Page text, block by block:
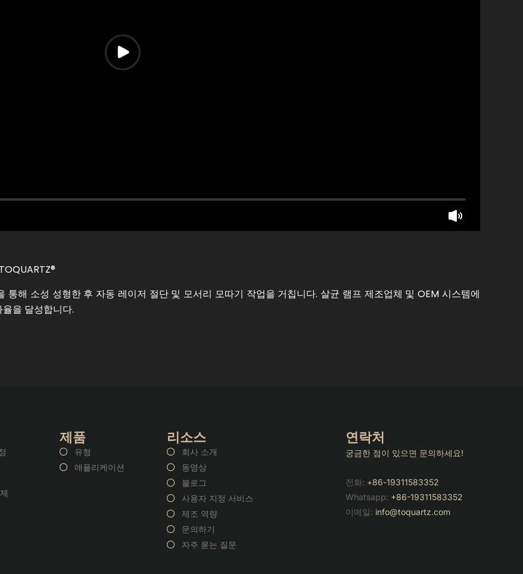
통해 소성 성형한 후 자동 레이저 절단 및 모서리 모따기 작업을 거칩니다. 살균 램프 제조업체 및 OEM 시스템에
을 달성합니다.
제품
유형
애플리케이션
리소스
회사 소개
동영상
블로그
사용자 지정 서비스
제조 역량
문의하기
자주 묻는 질문
연락처
궁금한 점이 있으면 문의하세요!
전화: +86-19311583352
Whatsapp: +86-19311583352
이메일: info@toquartz.com